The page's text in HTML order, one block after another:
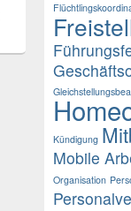
Kündigung
Mobile
Organisation